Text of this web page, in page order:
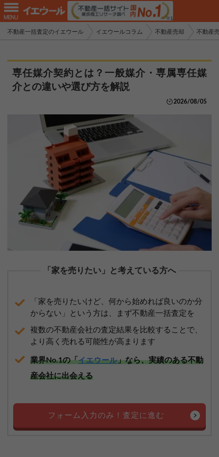
不動産一括査定のイエウール イエウールコラム 不動産売却 不動産
専任媒介契約とは？一般媒介・専属専任媒
介との違いや選び方を解説
2026/08/05
「家を売りたい」と考えている方へ
「家を売りたいけど、何から始めれば良いのか分
からない」という方は、まず不動産一括査定を
複数の不動産会社の査定結果を比較することで、
より高く売れる可能性が高まります
業界No.1の「イエウール」なら、実績のある不動
産会社に出会える
フォーム入力のみ！査定に進む